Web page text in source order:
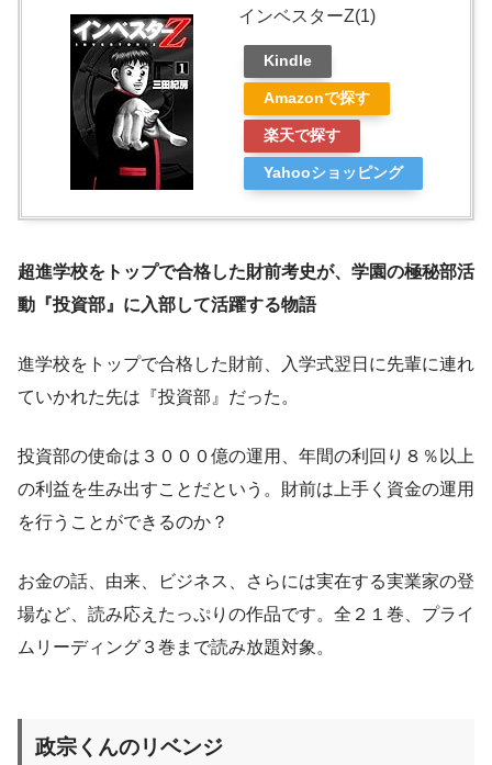
インベスターZ(1)
Kindle
Amazonで探す
楽天で探す
Yahooショッピング
超進学校をトップで合格した財前考史が、学園の極秘部活
動『投資部』に入部して活躍する物語
進学校をトップで合格した財前、入学式翌日に先輩に連れ
ていかれた先は『投資部』だった。
投資部の使命は３０００億の運用、年間の利回り８％以上
の利益を生み出すことだという。財前は上手く資金の運用
を行うことができるのか？
お金の話、由来、ビジネス、さらには実在する実業家の登
場など、読み応えたっぷりの作品です。全２１巻、プライ
ムリーディング３巻まで読み放題対象。
政宗くんのリベンジ